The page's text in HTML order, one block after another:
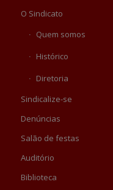
O Sindicato
Quem somos
Histórico
Diretoria
Sindicalize-se
Denúncias
Salão de festas
Auditório
Biblioteca